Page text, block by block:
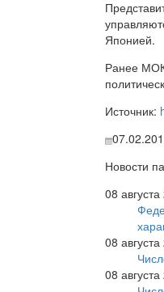
Японией.
Ранее
Источник:
Новости
08
08
08